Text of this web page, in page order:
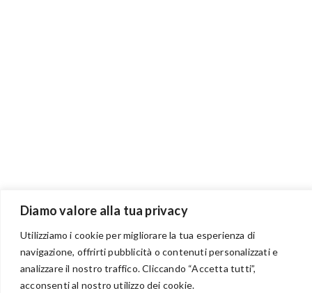
Diamo valore alla tua privacy
Utilizziamo i cookie per migliorare la tua esperienza di
navigazione, offrirti pubblicità o contenuti personalizzati e
analizzare il nostro traffico. Cliccando “Accetta tutti”,
acconsenti al nostro utilizzo dei cookie.
BENVENUTI NEL PORTALE RIVENDITORI